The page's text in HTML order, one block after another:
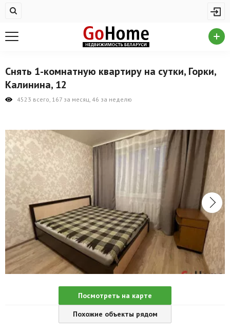
Купить квартиру
На сутки
Новостройки
Комерческая недвижимость
Продажа коммерческой недвижимости
Аренда коммерческой недвижимости
Другие разделы
Новости
Агентства
Ремонт квартир
Грузовое такси
Способы оплаты
Снять 1-комнатную квартиру на сутки, Горки,
Калинина, 12
4523 всего, 167 за месяц, 46 за неделю
Посмотреть на карте
Похожие объекты рядом